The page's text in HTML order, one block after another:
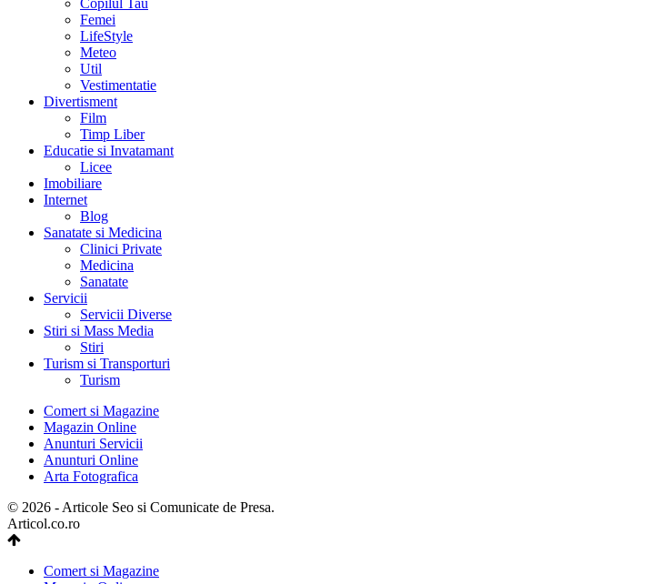
Femei
LifeStyle
Meteo
Util
Vestimentatie
Divertisment
Film
Timp Liber
Educatie si Invatamant
Licee
Imobiliare
Internet
Blog
Sanatate si Medicina
Clinici Private
Medicina
Sanatate
Servicii
Servicii Diverse
Stiri si Mass Media
Stiri
Turism si Transporturi
Turism
Comert si Magazine
Magazin Online
Anunturi Servicii
Anunturi Online
Arta Fotografica
© 2026 - Articole Seo si Comunicate de Presa.
Articol.co.ro
Comert si Magazine